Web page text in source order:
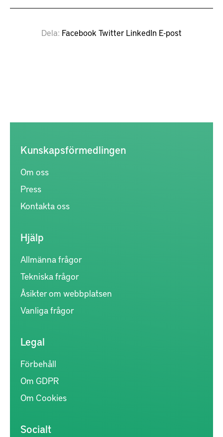
Dela Facebook Twitter LinkedIn E-post
Kunskapsförmedlingen
Om oss
Press
Kontakta oss
Hjälp
Allmänna frågor
Tekniska frågor
Åsikter om webbplatsen
Vanliga frågor
Legal
Förbehåll
Om GDPR
Om Cookies
Socialt